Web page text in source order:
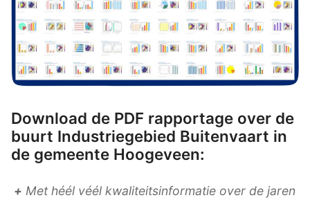
Download de PDF rapportage over de
buurt Industriegebied Buitenvaart in
de gemeente Hoogeveen:
+ Met héél véél kwaliteitsinformatie over de jaren